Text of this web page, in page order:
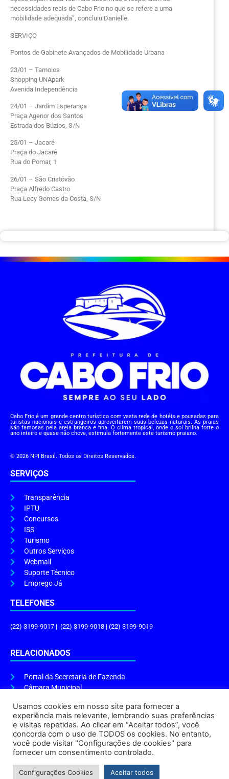
necessidades reais de Cabo Frio no que se refere a uma
mobilidade adequada”, concluiu Danielle.
SERVIÇO
Pontos de Gabinete Avançados de Mobilidade Urbana
23/01 – Tamoios
Shopping UNApark
Avenida Independência
24/01 – Jardim Esperança
Praça Agenor dos Santos
Estrada dos Búzios, S/N
25/01 – Jacaré
Praça do Jacaré
Rua do Pomar, 1
26/01 – São Cristóvão
Praça Alfredo Castro
Rua Lecy Gomes da Costa, S/N
Cabo Frio é um grande centro turístico com vasta rede de hotéis e pousadas para
turistas nacionais e estrangeiros aproveitarem suas belezas naturais. As praias
são famosas pela areia branca e fina. O clima tropical, onde o sol brilha forte o
ano inteiro e quase não chove, estimula fortemente este turismo praiano.
© 2026 NPI Brasil. Todos os Direitos Reservados.
SERVIÇOS
Transparência
IPTU
Concursos
ISS
Turismo
Outros Serviços
Webmail
Suporte Técnico
Emprego Já
TELEFONES
(22) 3199-9017 | (22) 3199-9018 | (22) 3199-9019
RELACIONADOS
Portal da Secretaria de Fazenda
Câmara Municipal
ENDEREÇO E HORÁRIO
Endereço:Praça Tiradentes, s/n – Centro, Cabo Frio – RJ, 28906-290
Atendimento do Protocolo Geral da Prefeitura:9h às 16h
Horário de Funcionamento:8h às 17h
Usamos cookies em nosso site para fornecer a
experiência mais relevante, lembrando suas preferências
e visitas repetidas. Ao clicar em “Aceitar todos”, você
concorda com o uso de TODOS os cookies. No entanto,
você pode visitar "Configurações de cookies" para
fornecer um consentimento controlado.
Configurações Cookies Aceitar todos